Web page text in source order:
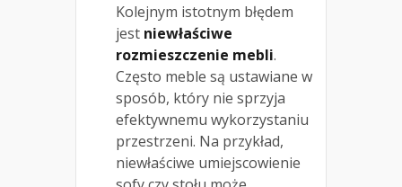
Kolejnym istotnym błędem
jest niewłaściwe
rozmieszczenie mebli.
Często meble są ustawiane w
sposób, który nie sprzyja
efektywnemu wykorzystaniu
przestrzeni. Na przykład,
niewłaściwe umiejscowienie